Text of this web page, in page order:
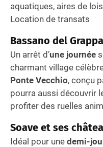
aquatiques, aires de
Location de transats
Bassano del Grappa
Un arrêt d’une journée
charmant village
Ponte Vecchio, conçu
pourra aussi découvrir
profiter des ruelles
Soave et ses
Idéal pour une demi-